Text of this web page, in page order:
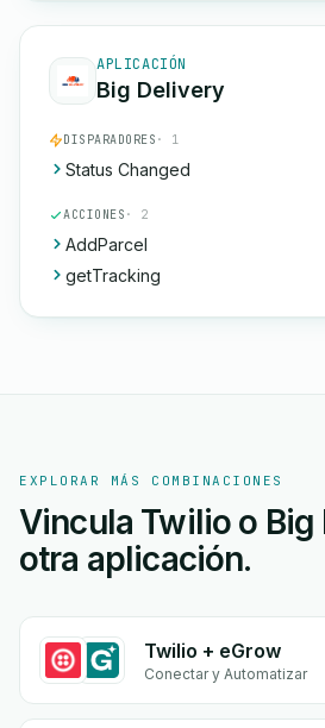
APLICACIÓN
Big Delivery
DISPARADORES · 1
Status Changed
ACCIONES · 2
AddParcel
getTracking
EXPLORAR MÁS COMBINACIONES
Vincula Twilio o Big
otra aplicación.
Twilio + eGrow
Conectar y Automatizar